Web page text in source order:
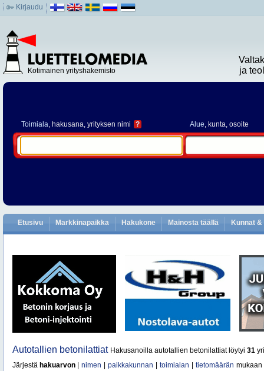
Kirjaudu
Kotimainen yrityshakemisto
ja
Toimiala, hakusana, yrityksen nimi ? Alue, kunta, osoite
Etusivu Markkinapaikka Hakukone Mainosta täällä Kunnat
Autotallien betonilattiat Hakusanoilla autotallien betonilattiat löytyi 31
Järjestä hakuarvon nimen paikkakunnan toimialan tietomäärän mukaan